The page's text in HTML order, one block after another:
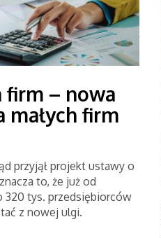
firm – nowa
małych firm
przyjął projekt ustawy o
to, że już od
320 tys. przedsiębiorców
z nowej ulgi.